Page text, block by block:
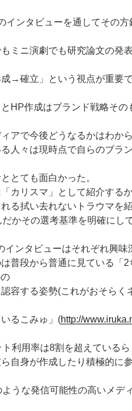
インタビューを通してその
ミニ演劇でも研究論文の発
→確立」という視点が重要
HP作成はブランド戦略その
アで今後どうなるかはわか
人々は現時点で自らのブラ
とても面白かった。
カリスマ」として紹介するか
る拭い去れないトラウマを
かその選考基準を明確にし
インタビューはそれぞれ興味
普段から普通に見ている「2
容する姿勢(これがおそらく
るこみゅ」(http://
利用率は8割を超えているら
自身が作成したり積極的に
うな発信可能性の高いメデ